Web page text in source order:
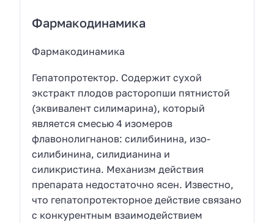
Фармакодинамика
Фармакодинамика
Гепатопротектор. Содержит сухой
экстракт плодов расторопши пятнистой
(эквивалент силимарина), который
является смесью 4 изомеров
флавонолигнанов: силибинина, изо-
силибинина, силидианина и
силикристина. Механизм действия
препарата недостаточно ясен. Известно,
что гепатопротекторное действие связано
с конкурентным взаимодействием